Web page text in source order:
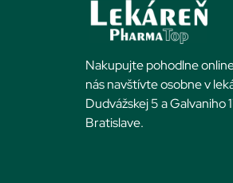
Nakupujte pohodlne
nás navštívte osobne v
Dudvážskej 5 a Galvaniho
Bratislave.